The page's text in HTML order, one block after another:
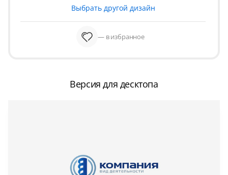
Выбрать другой дизайн
— в избранное
Версия для десктопа